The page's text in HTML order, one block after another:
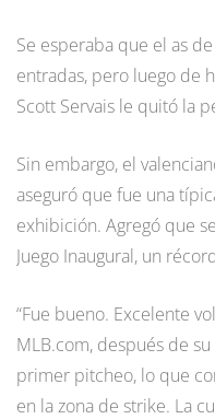
Se esperaba que el as
entradas, pero luego de
Scott Servais le quitó la
Sin embargo, el
aseguró que fue una
exhibición. Agregó que
Juego Inaugural, un
“Fue bueno. Excelente
MLB.com, después de
primer pitcheo, lo que
en la zona de strike. La